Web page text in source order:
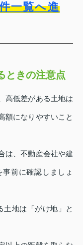
一覧へ進
ときの注意点
高低差がある土地は
額になりやすいこと
は、不動産会社や建
前に確認しましょ
土地は「がけ地」と